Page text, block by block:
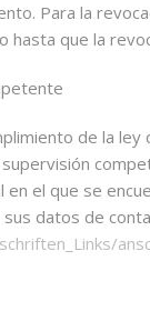
Para la
que la
de la
el que se
datos de